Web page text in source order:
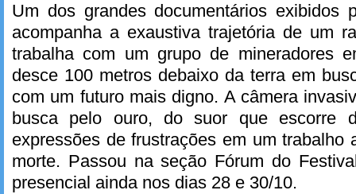
Um dos grandes documentários exibidos
acompanha a exaustiva trajetória de um
trabalha com um grupo de mineradores
desce 100 metros debaixo da terra em
com um futuro mais digno. A câmera
busca pelo ouro, do suor que escorre
expressões de frustrações em um trabalho
morte. Passou na seção Fórum do
presencial ainda nos dias 28 e 30/10.